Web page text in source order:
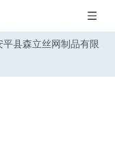
平县森立丝网制品有限